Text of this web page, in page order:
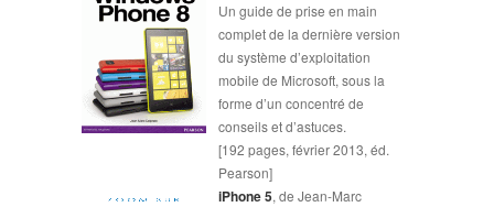
Un guide de prise en main
complet de la dernière version
du système d’exploitation
mobile de Microsoft, sous la
forme d’un concentré de
conseils et d’astuces.
[192 pages, février 2013, éd.
Pearson]
iPhone 5, de Jean-Marc